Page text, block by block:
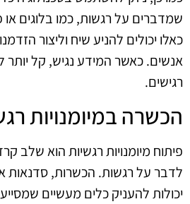
שמדברים על רגשות, כמו בלוגים
כאלו יכולים להניע שיח וליצור
אנשים. כאשר המידע נגיש, קל יותר
רגישים.
הכשרה במיומנויות
פיתוח מיומנויות רגשיות הוא שלב
לדבר על רגשות. הכשרות, סדנאות
יכולות להעניק כלים מעשיים